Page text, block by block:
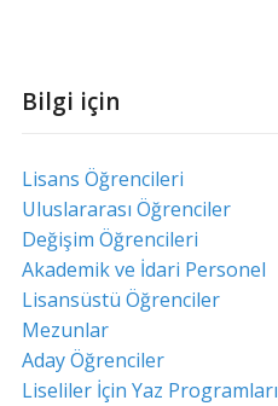
Bilgi için
Lisans Öğrencileri
Uluslararası Öğrenciler
Değişim Öğrencileri
Akademik ve İdari Personel
Lisansüstü Öğrenciler
Mezunlar
Aday Öğrenciler
Liseliler İçin Yaz Programları